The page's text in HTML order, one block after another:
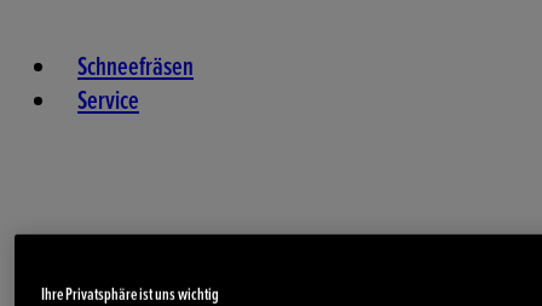
Schneefräsen
Service
Ihre Privatsphäre ist uns wichtig